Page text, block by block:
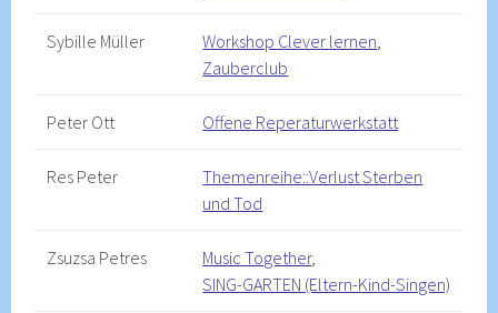
Sybille Müller Workshop Clever lernen,
Zauberclub
Peter Ott Offene Reperaturwerkstatt
Res Peter
Themenreihe::Verlust Sterben
und Tod
Zsuzsa Petres Music Together,
SING-GARTEN (Eltern-Kind-Singen)